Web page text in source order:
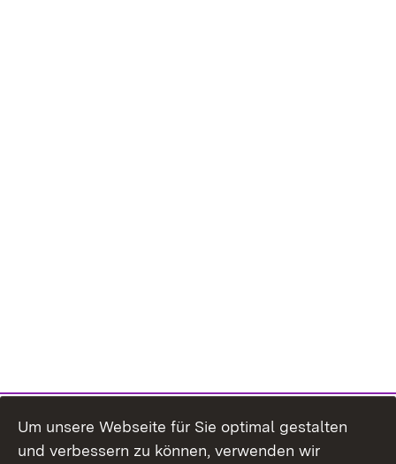
Um unsere Webseite für Sie optimal gestalten
und verbessern zu können, verwenden wir